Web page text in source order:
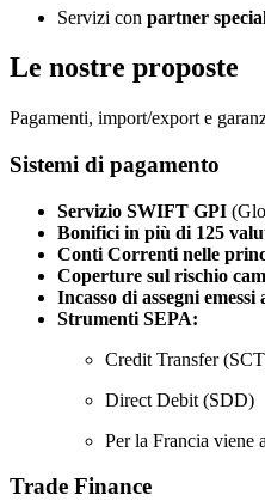
Servizi con partner
Le nostre proposte
Pagamenti, import/export e
Sistemi di pagamento
Servizio SWIFT GPI
Bonifici in più di 125
Conti Correnti nelle
Coperture sul rischio
Incasso di assegni emessi
Strumenti SEPA:
Credit Transfer
Direct Debit (SDD)
Per la Francia viene
Trade Finance